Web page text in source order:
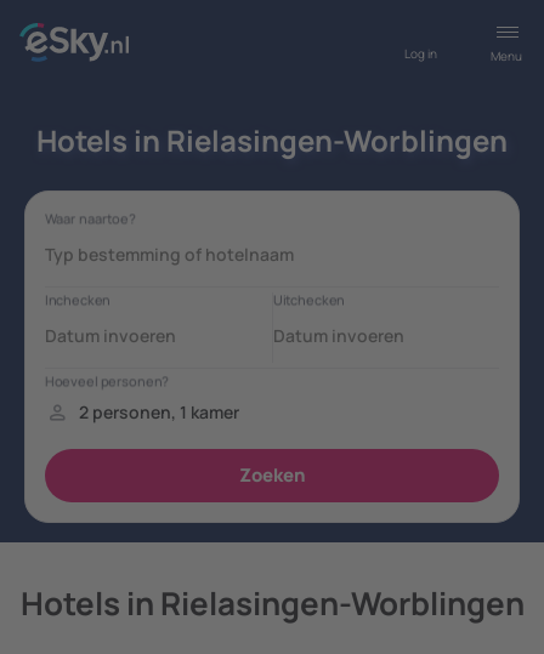
Menu
Log in
Hotels in Rielasingen-Worblingen
Hotels in Rielasingen-Worblingen